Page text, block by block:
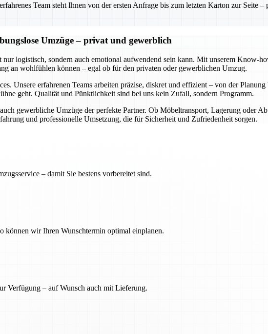
Team steht Ihnen von der ersten Anfrage bis zum letzten Karton zur Seite
Umzüge – privat und gewerblich
logistisch, sondern auch emotional aufwendend sein kann. Mit unserem Know-
an wohlfühlen können – egal ob für den privaten oder gewerblichen Umzug.
Unsere erfahrenen Teams arbeiten präzise, diskret und effizient – von der
geht. Qualität und Pünktlichkeit sind bei uns kein Zufall, sondern Programm.
gewerbliche Umzüge der perfekte Partner. Ob Möbeltransport, Lagerung oder
und professionelle Umsetzung, die für Sicherheit und Zufriedenheit sorgen.
– damit Sie bestens vorbereitet sind.
können wir Ihren Wunschtermin optimal einplanen.
Verfügung – auf Wunsch auch mit Lieferung.